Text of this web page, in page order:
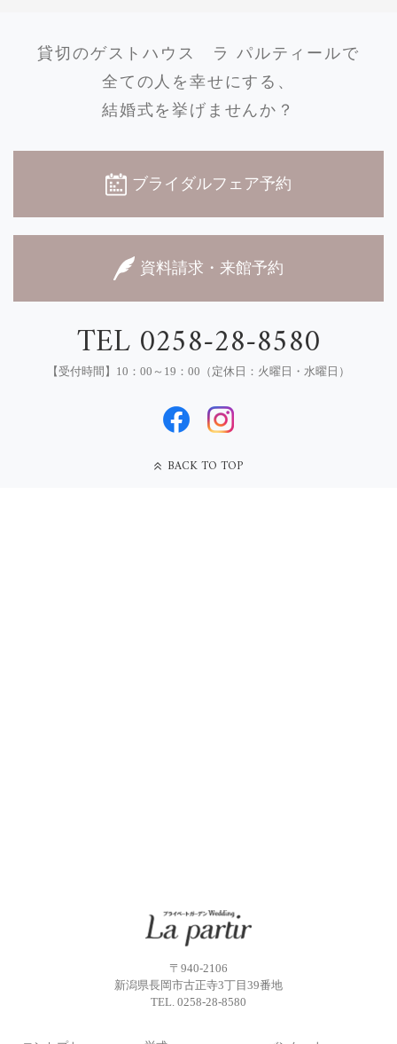
貸切のゲストハウス ラ パルティールで
全ての人を幸せにする、
結婚式を挙げませんか？
ブライダルフェア予約
資料請求・来館予約
TEL 0258-28-8580
【受付時間】10：00～19：00（定休日：火曜日・水曜日）
BACK TO TOP
〒940-2106
新潟県長岡市古正寺3丁目39番地
TEL. 0258-28-8580